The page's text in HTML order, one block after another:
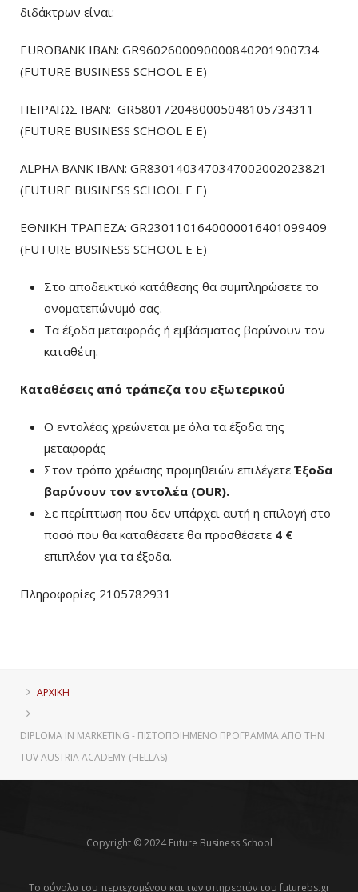
διδάκτρων είναι:
EUROBANK IBAN: GR9602600090000840201900734
(FUTURE BUSINESS SCHOOL E E)
ΠΕΙΡΑΙΩΣ ΙΒΑΝ: GR5801720480005048105734311
(FUTURE BUSINESS SCHOOL E E)
ALPHA BANK IBAN: GR8301403470347002002023821
(FUTURE BUSINESS SCHOOL E E)
ΕΘΝΙΚΗ ΤΡΑΠΕΖΑ: GR2301101640000016401099409
(FUTURE BUSINESS SCHOOL E E)
Στο αποδεικτικό κατάθεσης θα συμπληρώσετε το
ονοματεπώνυμό σας.
Τα έξοδα μεταφοράς ή εμβάσματος βαρύνουν τον
καταθέτη.
Καταθέσεις από τράπεζα του εξωτερικού
Ο εντολέας χρεώνεται με όλα τα έξοδα της
μεταφοράς
Στον τρόπο χρέωσης προμηθειών επιλέγετε Έξοδα
βαρύνουν τον εντολέα (ΟUR).
Σε περίπτωση που δεν υπάρχει αυτή η επιλογή στο
ποσό που θα καταθέσετε θα προσθέσετε 4 €
επιπλέον για τα έξοδα.
Πληροφορίες 2105782931
ΑΡΧΙΚΗ
DIPLOMA IN MARKETING - ΠΙΣΤΟΠΟΙΗΜΈΝΟ ΠΡΌΓΡΑΜΜΑ ΑΠΌ ΤΗΝ
TUV AUSTRIA ACADEMY (HELLAS)
Copyright © 2024 Future Business School
Το σύνολο του περιεχομένου και των υπηρεσιών του futurebs.gr